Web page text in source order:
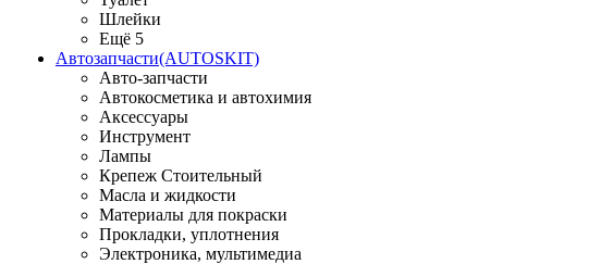
Шлейки
Ещё 5
Автозапчасти(AUTOSKIT)
Авто-запчасти
Автокосметика и автохимия
Аксессуары
Инструмент
Лампы
Крепеж Стоительный
Масла и жидкости
Материалы для покраски
Прокладки, уплотнения
Электроника, мультимедиа